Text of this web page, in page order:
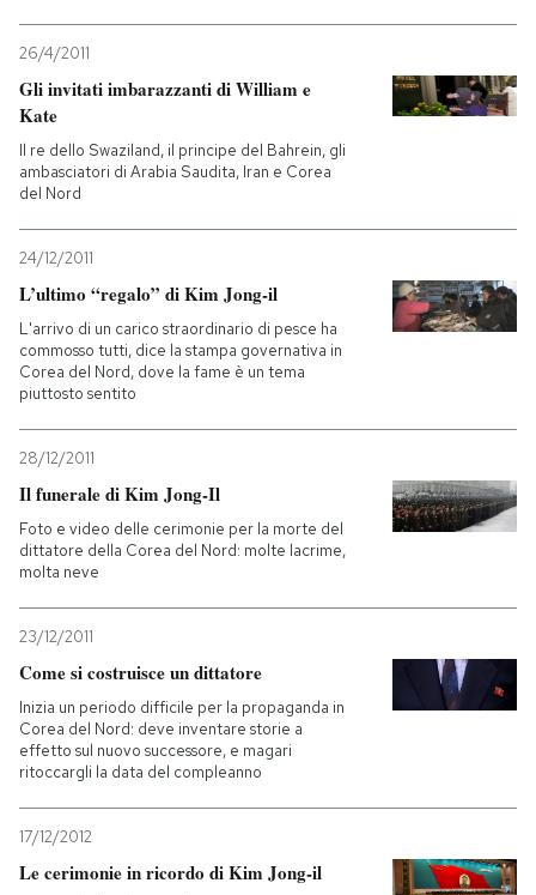
26/4/2011
Gli invitati imbarazzanti di William e
Kate
Il re dello Swaziland, il principe del Bahrein, gli
ambasciatori di Arabia Saudita, Iran e Corea
del Nord
24/12/2011
L’ultimo “regalo” di Kim Jong-il
L'arrivo di un carico straordinario di pesce ha
commosso tutti, dice la stampa governativa in
Corea del Nord, dove la fame è un tema
piuttosto sentito
28/12/2011
Il funerale di Kim Jong-Il
Foto e video delle cerimonie per la morte del
dittatore della Corea del Nord: molte lacrime,
molta neve
23/12/2011
Come si costruisce un dittatore
Inizia un periodo difficile per la propaganda in
Corea del Nord: deve inventare storie a
effetto sul nuovo successore, e magari
ritoccargli la data del compleanno
17/12/2012
Le cerimonie in ricordo di Kim Jong-il